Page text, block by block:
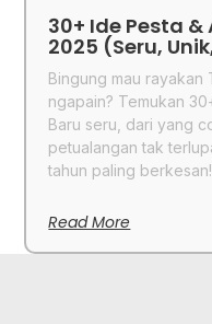
30+ Ide Pesta
2025 (Seru,
Bingung mau rayakan
ngapain? Temukan
Baru seru, dari yang
petualangan tak
tahun paling berkesan!
Read More